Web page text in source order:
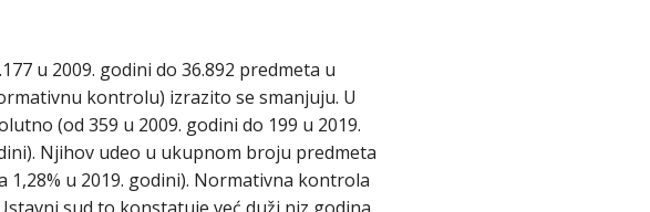
u 2009. godini do 36.892 predmeta u
kontrolu) izrazito se smanjuju. U
(od 359 u 2009. godini do 199 u 2019.
Njihov udeo u ukupnom broju predmeta
1,28% u 2019. godini). Normativna kontrola